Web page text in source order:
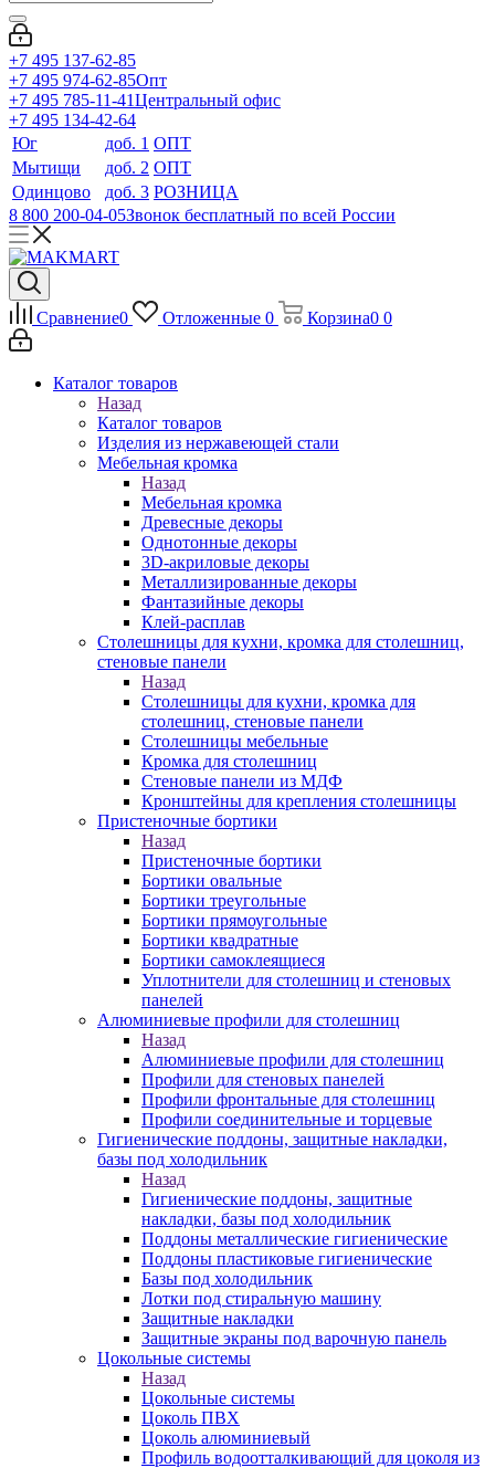
+7 495 137-62-85
+7 495 974-62-85Опт
+7 495 785-11-41Центральный офис
+7 495 134-42-64
Юг
доб. 1 ОПТ
Мытищи
доб. 2 ОПТ
Одинцово
доб. 3 РОЗНИЦА
8 800 200-04-05Звонок бесплатный по всей России
Сравнение0 Отложенные 0 Корзина0 0
Каталог товаров
Назад
Каталог товаров
Изделия из нержавеющей стали
Мебельная кромка
Назад
Мебельная кромка
Древесные декоры
Однотонные декоры
3D-акриловые декоры
Металлизированные декоры
Фантазийные декоры
Клей-расплав
Столешницы для кухни, кромка для столешниц,
стеновые панели
Назад
Столешницы для кухни, кромка для
столешниц, стеновые панели
Столешницы мебельные
Кромка для столешниц
Стеновые панели из МДФ
Кронштейны для крепления столешницы
Пристеночные бортики
Назад
Пристеночные бортики
Бортики овальные
Бортики треугольные
Бортики прямоугольные
Бортики квадратные
Бортики самоклеящиеся
Уплотнители для столешниц и стеновых
панелей
Алюминиевые профили для столешниц
Назад
Алюминиевые профили для столешниц
Профили для стеновых панелей
Профили фронтальные для столешниц
Профили соединительные и торцевые
Гигиенические поддоны, защитные накладки,
базы под холодильник
Назад
Гигиенические поддоны, защитные
накладки, базы под холодильник
Поддоны металлические гигиенические
Поддоны пластиковые гигиенические
Базы под холодильник
Лотки под стиральную машину
Защитные накладки
Защитные экраны под варочную панель
Цокольные системы
Назад
Цокольные системы
Цоколь ПВХ
Цоколь алюминиевый
Профиль водоотталкивающий для цоколя из